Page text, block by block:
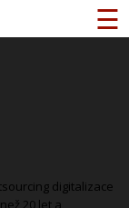
☰
digitalizace
20 let a